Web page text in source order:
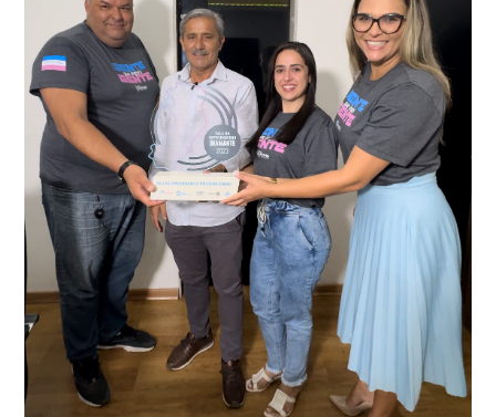
recentemente em todo o município de Presidente
Kennedy, o sistema é integrado com outros municípios
do país, sendo possível a identificação de veículos por
meio do cruzamento de informações, nesse caso
específico, com dados de uma cidade do Estado do Rio
de Janeiro.
“Mais de 100 câmeras foram instaladas na sede e no
interior de Presidente Kennedy, garantindo mais
segurança à população, seja nas ruas, no comércio, os
produtores agropecuários. Estamos no rumo certo,
parabéns a todos os servidores que contribuem para a
segurança da nossa cidade”, destaca o prefeito Dorlei
Fontão.